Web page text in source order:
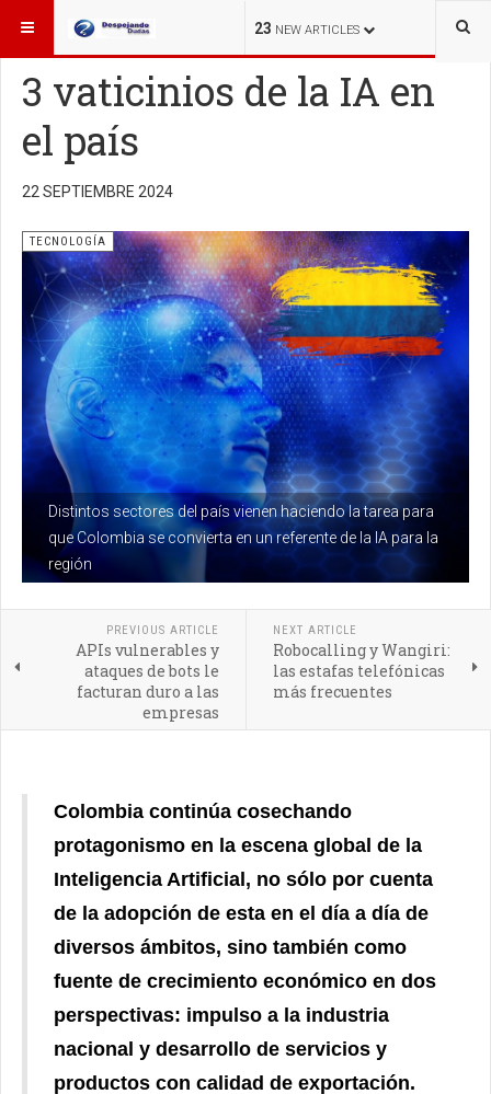
23 NEW ARTICLES
ESTÁ AQUÍ: TECNOLOGÍA
3 vaticinios de la IA en
el país
22 SEPTIEMBRE 2024
Distintos sectores del país vienen haciendo la tarea para
que Colombia se convierta en un referente de la IA para la
región
TECNOLOGÍA
PREVIOUS ARTICLE
APIs vulnerables y
ataques de bots le
facturan duro a las
empresas
NEXT ARTICLE
Robocalling y Wangiri:
las estafas telefónicas
más frecuentes
Colombia continúa cosechando
protagonismo en la escena global de la
Inteligencia Artificial, no sólo por cuenta
de la adopción de esta en el día a día de
diversos ámbitos, sino también como
fuente de crecimiento económico en dos
perspectivas: impulso a la industria
nacional y desarrollo de servicios y
productos con calidad de exportación.